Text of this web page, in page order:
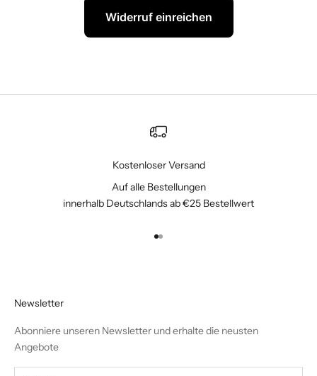
Widerruf einreichen
Kostenloser Versand
Auf alle Bestellungen
innerhalb Deutschlands ab €25 Bestellwert
Gehe zu Element 1
Gehe zu Element 2
Newsletter
Abonniere unseren Newsletter und erhalte die neusten
Angebote